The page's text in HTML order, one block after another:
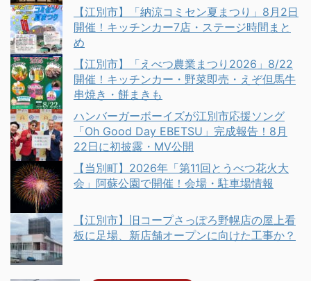
【江別市】「納涼コミセン夏まつり」8月2日
開催！キッチンカー7店・ステージ時間まと
め
【江別市】「えべつ農業まつり2026」8/22
開催！キッチンカー・野菜即売・えぞ但馬牛
串焼き・餅まきも
ハンバーガーボーイズが江別市応援ソング
「Oh Good Day EBETSU」完成報告！8月
22日に初披露・MV公開
【当別町】2026年「第11回とうべつ花火大
会」阿蘇公園で開催！会場・駐車場情報
【江別市】旧コープさっぽろ野幌店の屋上看
板に足場、新店舗オープンに向けた工事か？